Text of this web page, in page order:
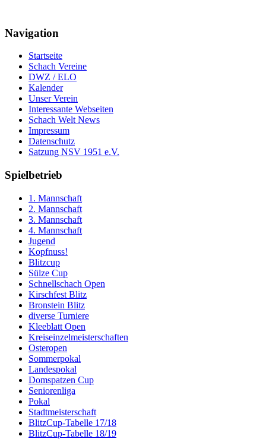
Navigation
Startseite
Schach Vereine
DWZ / ELO
Kalender
Unser Verein
Interessante Webseiten
Schach Welt News
Impressum
Datenschutz
Satzung NSV 1951 e.V.
Spielbetrieb
1. Mannschaft
2. Mannschaft
3. Mannschaft
4. Mannschaft
Jugend
Kopfnuss!
Blitzcup
Sülze Cup
Schnellschach Open
Kirschfest Blitz
Bronstein Blitz
diverse Turniere
Kleeblatt Open
Kreiseinzelmeisterschaften
Osteropen
Sommerpokal
Landespokal
Domspatzen Cup
Seniorenliga
Pokal
Stadtmeisterschaft
BlitzCup-Tabelle 17/18
BlitzCup-Tabelle 18/19